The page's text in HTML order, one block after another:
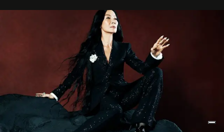
dirigida por Maggie Gyllenhaal.